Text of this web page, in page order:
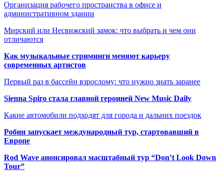
Организация рабочего пространства в офисе и
административном здании
Мирский или Несвижский замок: что выбрать и чем они
отличаются
Как музыкальные стриминги меняют карьеру
современных артистов
Первый раз в бассейн взрослому: что нужно знать заранее
Sienna Spiro стала главной героиней New Music Daily
Какие автомобили подходят для города и дальних поездок
Робин запускает международный тур, стартовавший в
Европе
Rod Wave анонсировал масштабный тур “Don’t Look Down
Tour”